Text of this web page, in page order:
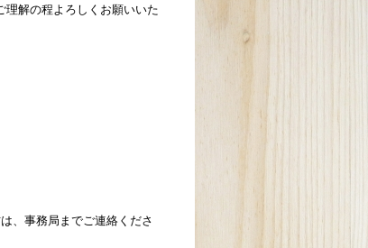
理解の程よろしくお願いいた
、事務局までご連絡くださ